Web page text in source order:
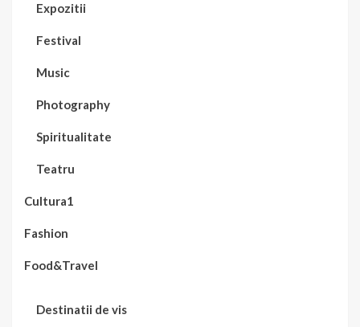
Expozitii
Festival
Music
Photography
Spiritualitate
Teatru
Cultura1
Fashion
Food&Travel
Destinatii de vis